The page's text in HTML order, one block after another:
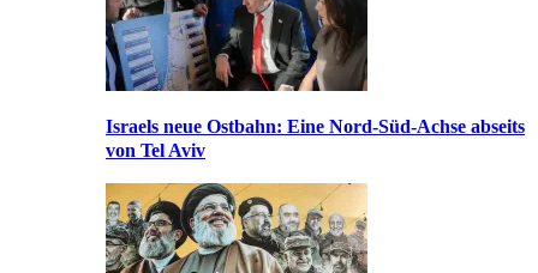
Israels neue Ostbahn: Eine Nord-Süd-Achse abseits
von Tel Aviv